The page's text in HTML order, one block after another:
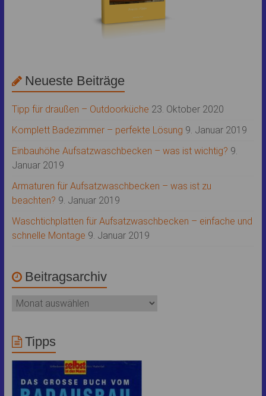
Neueste Beiträge
Tipp für draußen – Outdoorküche 23. Oktober 2020
Komplett Badezimmer – perfekte Lösung 9. Januar 2019
Einbauhöhe Aufsatzwaschbecken – was ist wichtig? 9.
Januar 2019
Armaturen für Aufsatzwaschbecken – was ist zu
beachten? 9. Januar 2019
Waschtichplatten für Aufsatzwaschbecken – einfache und
schnelle Montage 9. Januar 2019
Beitragsarchiv
Tipps